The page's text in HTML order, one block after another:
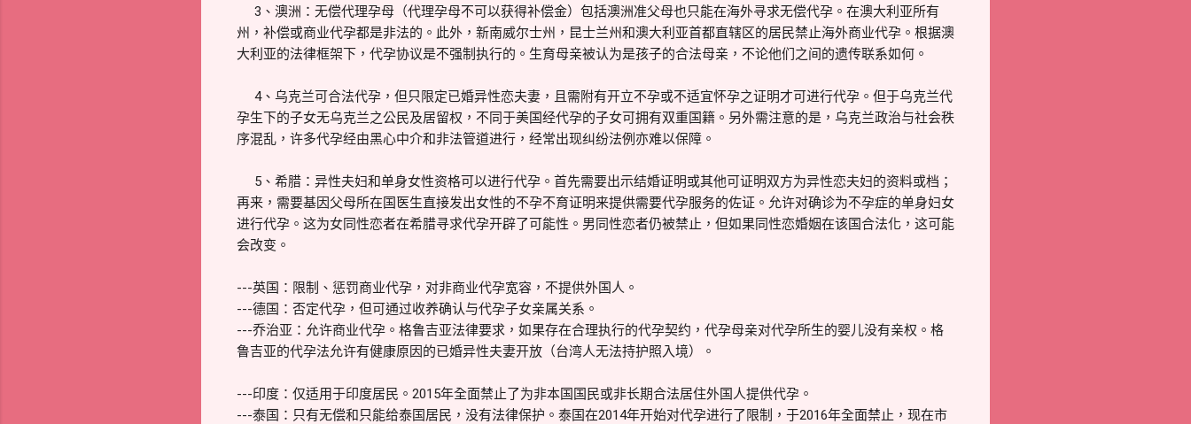
3、澳洲：无偿代理孕母（代理孕母不可以获得补偿金）包括澳洲准父母也只能在海外寻求无偿代孕。在澳大利亚所有
州，补偿或商业代孕都是非法的。此外，新南威尔士州，昆士兰州和澳大利亚首都直辖区的居民禁止海外商业代孕。根据澳
大利亚的法律框架下，代孕协议是不强制执行的。生育母亲被认为是孩子的合法母亲，不论他们之间的遗传联系如何。
4、乌克兰可合法代孕，但只限定已婚异性恋夫妻，且需附有开立不孕或不适宜怀孕之证明才可进行代孕。但于乌克兰代
孕生下的子女无乌克兰之公民及居留权，不同于美国经代孕的子女可拥有双重国籍。另外需注意的是，乌克兰政治与社会秩
序混乱，许多代孕经由黑心中介和非法管道进行，经常出现纠纷法例亦难以保障。
5、希腊：异性夫妇和单身女性资格可以进行代孕。首先需要出示结婚证明或其他可证明双方为异性恋夫妇的资料或档；
再来，需要基因父母所在国医生直接发出女性的不孕不育证明来提供需要代孕服务的佐证。允许对确诊为不孕症的单身妇女
进行代孕。这为女同性恋者在希腊寻求代孕开辟了可能性。男同性恋者仍被禁止，但如果同性恋婚姻在该国合法化，这可能
会改变。
---英国：限制、惩罚商业代孕，对非商业代孕宽容，不提供外国人。
---德国：否定代孕，但可通过收养确认与代孕子女亲属关系。
---乔治亚：允许商业代孕。格鲁吉亚法律要求，如果存在合理执行的代孕契约，代孕母亲对代孕所生的婴儿没有亲权。格
鲁吉亚的代孕法允许有健康原因的已婚异性夫妻开放（台湾人无法持护照入境）。
---印度：仅适用于印度居民。2015年全面禁止了为非本国国民或非长期合法居住外国人提供代孕。
---泰国：只有无偿和只能给泰国居民，没有法律保护。泰国在2014年开始对代孕进行了限制，于2016年全面禁止，现在市